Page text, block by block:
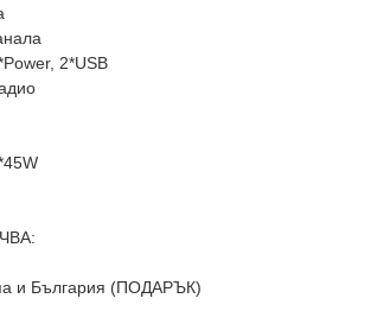
2*USB
и България (ПОДАРЪК)